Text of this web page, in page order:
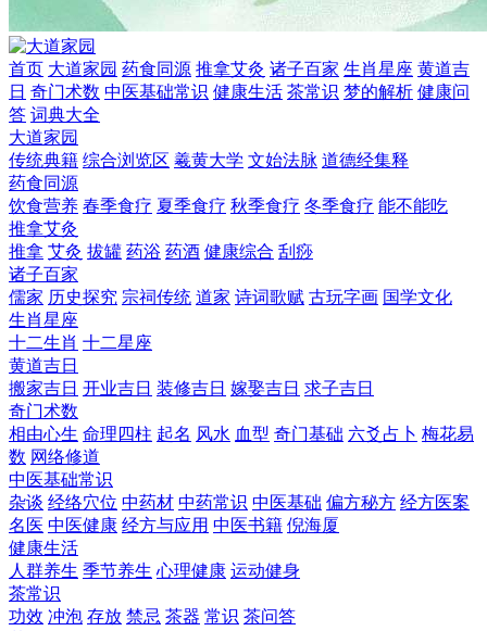
首页 大道家园 药食同源 推拿艾灸 诸子百家 生肖星座 黄道吉
日 奇门术数 中医基础常识 健康生活 茶常识 梦的解析 健康问
答 词典大全
大道家园
传统典籍 综合浏览区 羲黄大学 文始法脉 道德经集释
药食同源
饮食营养 春季食疗 夏季食疗 秋季食疗 冬季食疗 能不能吃
推拿艾灸
推拿 艾灸 拔罐 药浴 药酒 健康综合 刮痧
诸子百家
儒家 历史探究 宗祠传统 道家 诗词歌赋 古玩字画 国学文化
生肖星座
十二生肖 十二星座
黄道吉日
搬家吉日 开业吉日 装修吉日 嫁娶吉日 求子吉日
奇门术数
相由心生 命理四柱 起名 风水 血型 奇门基础 六爻占卜 梅花易
数 网络修道
中医基础常识
杂谈 经络穴位 中药材 中药常识 中医基础 偏方秘方 经方医案
名医 中医健康 经方与应用 中医书籍 倪海厦
健康生活
人群养生 季节养生 心理健康 运动健身
茶常识
功效 冲泡 存放 禁忌 茶器 常识 茶问答